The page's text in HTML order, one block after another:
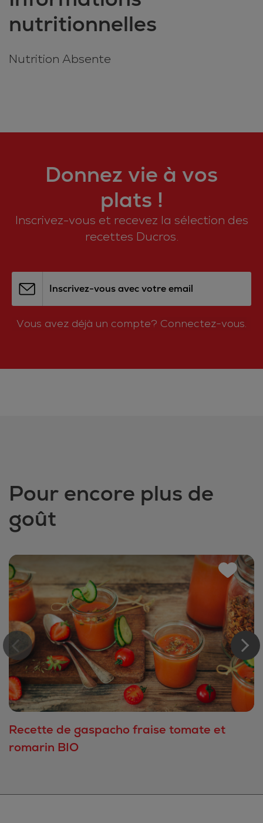
nutritionnelles
Nutrition Absente
Donnez vie à vos
plats !
Inscrivez-vous et recevez la sélection des
recettes Ducros.
Inscrivez-vous avec votre email
Vous avez déjà un compte? Connectez-vous.
Pour encore plus de
goût
Recette de gaspacho fraise tomate et
romarin BIO